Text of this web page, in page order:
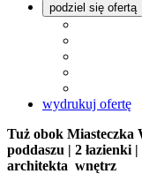
podziel się ofertą
wydrukuj ofertę
Tuż obok Miasteczka
poddaszu | 2 łazienki
architekta wnętrz